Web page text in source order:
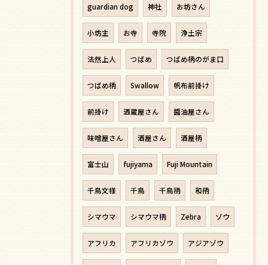
guardian dog 神社 お坊さん
小坊主 お寺 寺院 浄土宗
法然上人 つばめ つばめ柄のがま口
つばめ柄 Swallow 帆布前掛け
前掛け 酒蔵屋さん 醬油屋さん
味噌屋さん 酒屋さん 酒屋柄
富士山 fujiyama Fuji Mountain
千鳥文様 千鳥 千鳥柄 和柄
シマウマ シマウマ柄 Zebra ゾウ
アフリカ アフリカゾウ アジアゾウ